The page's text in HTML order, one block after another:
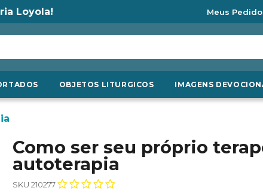
Loyola! Meus
OBJETOS LITURGICOS IMAGENS
Como ser seu próprio
autoterapia
SKU 210277